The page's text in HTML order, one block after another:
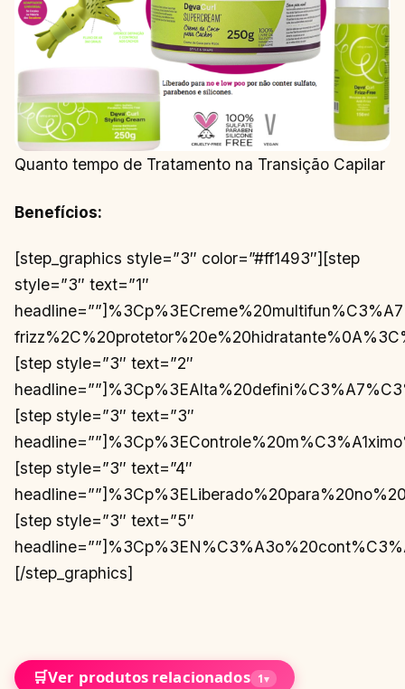
Quanto tempo de Tratamento na Transição Capilar
Benefícios:
[step_graphics style=”3″ color=”#ff1493″][step
style=”3″ text=”1″
[step style=”3″ text=”2″
[step style=”3″ text=”3″
[step style=”3″ text=”4″
[step style=”3″ text=”5″
[/step_graphics]
🛒Ver produtos relacionados 1▾